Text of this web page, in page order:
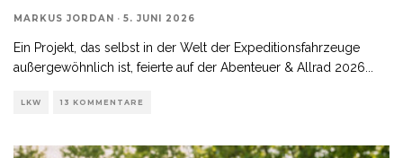
MARKUS JORDAN · 5. JUNI 2026
Ein Projekt, das selbst in der Welt der Expeditionsfahrzeuge
außergewöhnlich ist, feierte auf der Abenteuer & Allrad 2026
LKW 13 KOMMENTARE